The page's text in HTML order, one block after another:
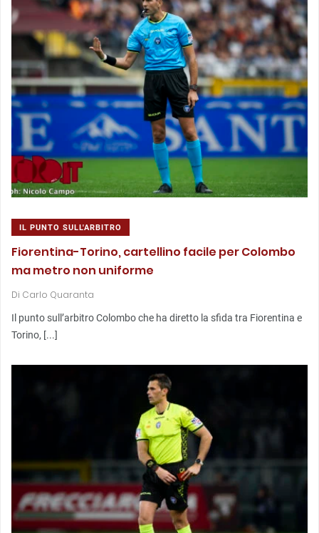
IL PUNTO SULL'ARBITRO
Fiorentina-Torino, cartellino facile per Colombo
ma metro non uniforme
Di Carlo Quaranta
Il punto sull’arbitro Colombo che ha diretto la sfida tra Fiorentina e
Torino, [...]